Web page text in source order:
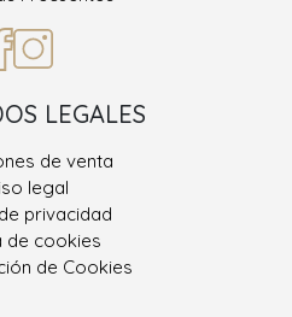
LEGALES
de venta
legal
privacidad
de cookies
de Cookies